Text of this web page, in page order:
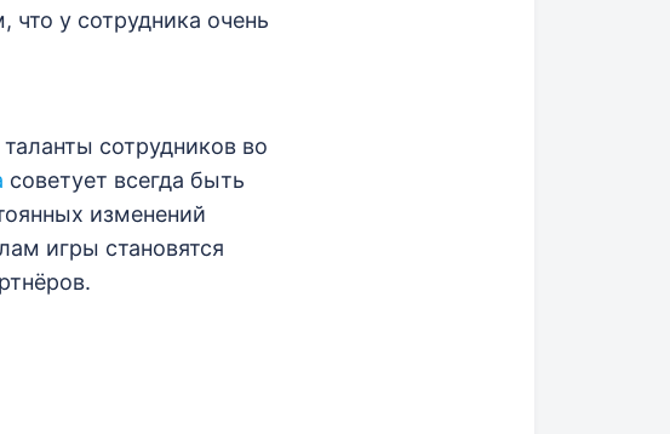
у сотрудника очень
сотрудников во
советует всегда быть
изменений
игры становятся